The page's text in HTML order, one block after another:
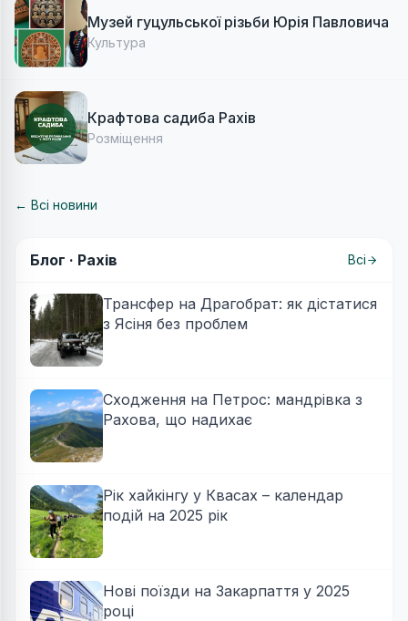
Музей гуцульської різьби Юрія Павловича
Культура
Крафтова садиба Рахів
Розміщення
← Всі новини
Блог · Рахів Всі
Трансфер на Драгобрат: як дістатися
з Ясіня без проблем
Сходження на Петрос: мандрівка з
Рахова, що надихає
Рік хайкінгу у Квасах – календар
подій на 2025 рік
Нові поїзди на Закарпаття у 2025
році